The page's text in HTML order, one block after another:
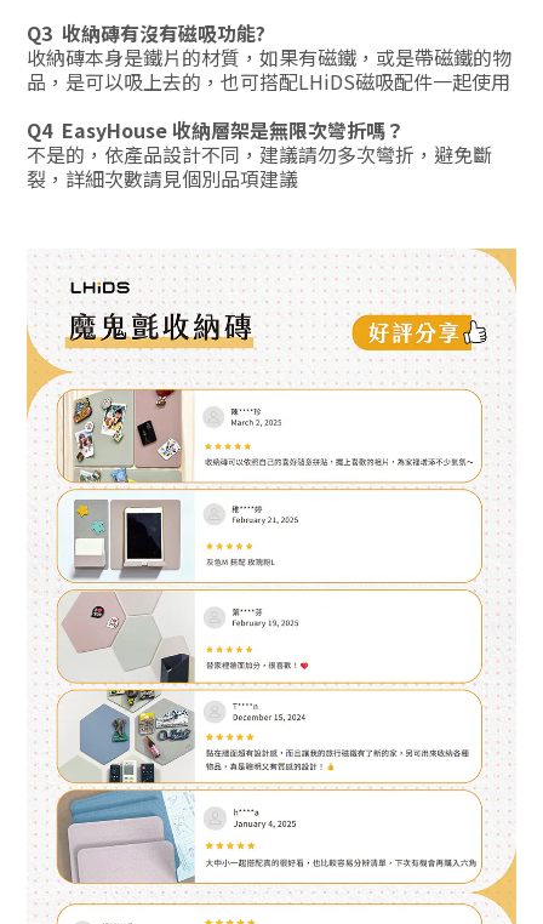
Q3 收納磚有沒有磁吸功能?
收納磚本身是鐵片的材質，如果有磁鐵，或是帶磁鐵的物
品，是可以吸上去的，也可搭配LHiDS磁吸配件一起使用
Q4 EasyHouse 收納層架是無限次彎折嗎？
不是的，依產品設計不同，建議請勿多次彎折，避免斷
裂，詳細次數請見個別品項建議